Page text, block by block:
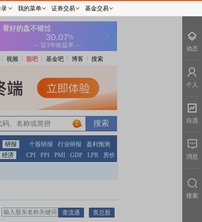
视频 股吧 基金吧 博客 搜索
1
研报 个股研报 行业研报
盈利预测
经济 CPI PPI PMI GDP LPR 房价
我的菜单 证券交易 基金交易
动态
个人
自选
消息
搜索